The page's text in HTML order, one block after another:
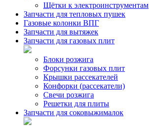
Щётки к электроинструментам
Запчасти для тепловых пушек
Газовые колонки ВПГ
Запчасти для вытяжек
Запчасти для газовых плит
Блоки розжига
Форсунки газовых плит
Крышки рассекателей
Конфорки (рассекатели)
Свечи розжига
Решетки для плиты
Запчасти для соковыжималок